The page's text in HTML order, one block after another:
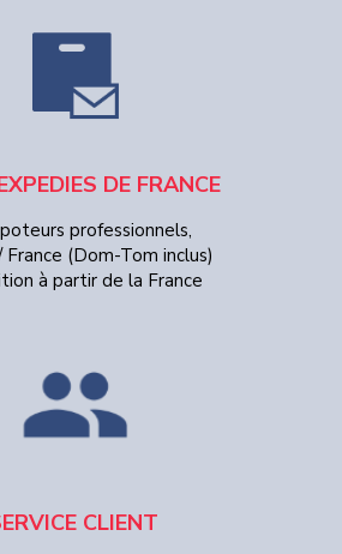
DE FRANCE
professionnels,
France (Dom-Tom inclus)
à partir de la France
CLIENT